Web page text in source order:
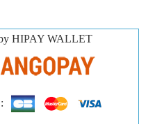
by HIPAY WALLET